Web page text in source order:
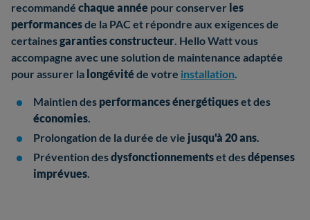
recommandé chaque année pour conserver les
performancesde la PAC et répondre aux exigences de
certainesgaranties constructeur. Hello Watt vous
accompagne avec une solution de maintenance adaptée
pour assurer la longévité de votre installation.
Maintien des performances énergétiqueset des
économies.
Prolongation de la durée de vie jusqu'à 20 ans.
Prévention desdysfonctionnementset desdépenses
imprévues.